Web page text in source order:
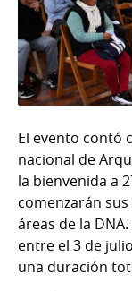
El evento contó
nacional de
la bienvenida a
comenzarán
áreas de la
entre el 3 de
una duración